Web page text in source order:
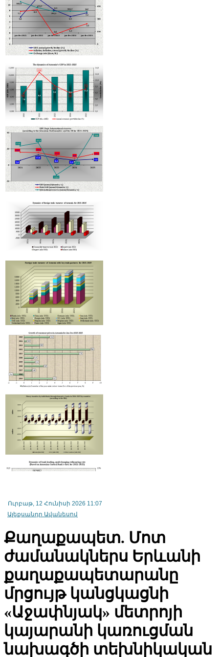
մուտք գործելու հնարավորությունը
Արենիում քննարկել են գինու կլաստերի կառուցման ներդրումային
ծրագրի իրագործման ընթացքը
Moody’s-ը IDBank-ի վարկանիշային հեռանկարը փոխել է դրականի
Հայաստանի սպառողական շուկայում 2026թ. հուլիսին գները փոքր-
նվազել են, բայց տարեկան գնաճը մնում է թիրախից բարձր
Ուրբաթ, 12 Հունիսի 2026 11:07
Ալեքսանդր Ավանեսով
Քաղաքապետ. Մոտ
ժամանակներս Երևանի
քաղաքապետարանը
մրցույթ կանցկացնի
«Աջափնյակ» մետրոյի
կայարանի կառուցման
նախագծի տեխնիկական